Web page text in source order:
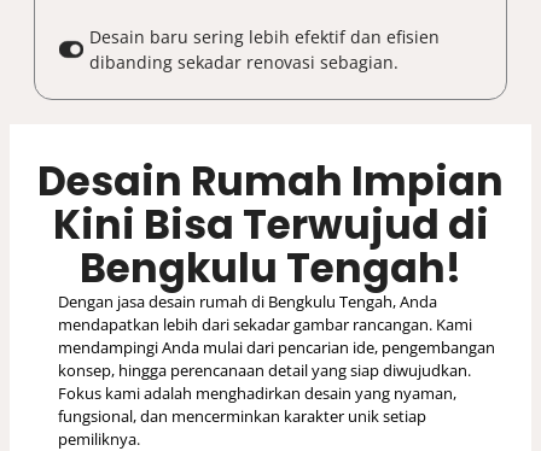
Desain baru sering lebih efektif dan efisien
dibanding sekadar renovasi sebagian.
Desain Rumah Impian
Kini Bisa Terwujud di
Bengkulu Tengah!
Dengan jasa desain rumah di Bengkulu Tengah, Anda
mendapatkan lebih dari sekadar gambar rancangan. Kami
mendampingi Anda mulai dari pencarian ide, pengembangan
konsep, hingga perencanaan detail yang siap diwujudkan.
Fokus kami adalah menghadirkan desain yang nyaman,
fungsional, dan mencerminkan karakter unik setiap
pemiliknya.